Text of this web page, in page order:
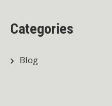
Categories
Blog